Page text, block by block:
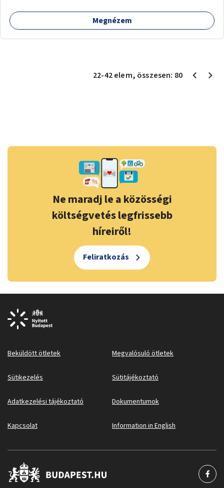
Megnézem
22-42elem, összesen: 80
Ne maradj le a közösségi
költségvetés legfrissebb
híreiről!
Feliratkozás
Beküldött ötletek Megvalósuló ötletek
Sütikezelés Sütitájékoztató
Adatkezelési tájékoztató Dokumentumok
Kapcsolat Information in English